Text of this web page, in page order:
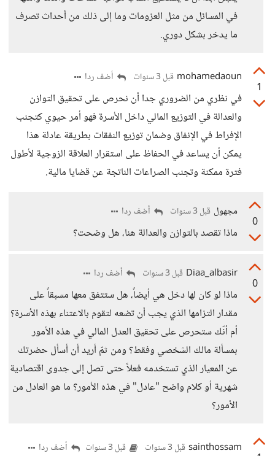
في المسائل من مثل العزومات وما إلى ذلك من أحداث تصرف
ما يدخر بشكل دوري.
1
mohamedaoun قبل 3 سنوات أضف ردا
في نظري من الضروري جدا أن نحرص على تحقيق التوازن
والعدالة في التوزيع المالي داخل الأسرة فهو أمر حيوي كتجنب
الإفراط في الإنفاق وضمان توزيع النفقات بطريقة عادلة هذا
يمكن أن يساعد في الحفاظ على استقرار العلاقة الزوجية لأطول
فترة ممكنة وتجنب الصراعات الناتجة عن قضايا مالية.
0
مجهول قبل 3 سنوات أضف ردا
ماذا تقصد بالتوازن والعدالة هنا، هل وضحت؟
0
Diaa_albasir قبل 3 سنوات أضف ردا
ماذا لو كان لها دخل هي أيضاً، هل ستتفق معها مسبقاً على
مقدار التزامها الذي يجب أن تضعه لتقوم بالاعتناء بهذه الأسرة؟
أم أنّك ستحرص على تحقيق العدل المالي في هذه الأمور
بمسألة مالك الشخصي وفقط؟ ومن ثمّ أريد أن أسأل حضرتك
عن المعيار الذي تستخدمه فعلاً حتى تصل إلى جدوى اقتصادية
شهرية أو كلام واضح "عادل" في هذه الأمور؟ ما هو العادل من
الأمور؟
sainthossam قبل 3 سنوات قبل 3 سنوات أضف ردا